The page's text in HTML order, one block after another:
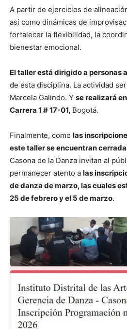
A partir de ejercicios de
así como dinámicas de
fortalecer la flexibilidad, la
bienestar emocional.
El taller está dirigido a personas
de esta disciplina. La actividad
Marcela Galindo. Y se realizará
Carrera 1 # 17-01, Bogotá.
Finalmente, como las
este taller se encuentran
Casona de la Danza invitan al
permanecer atento a las
de danza de marzo, las cuales
25 de febrero y el 5 de marzo.